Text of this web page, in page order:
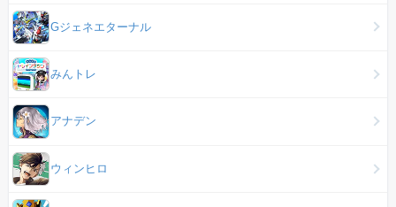
Gジェネエターナル
みんトレ
アナデン
ウィンヒロ